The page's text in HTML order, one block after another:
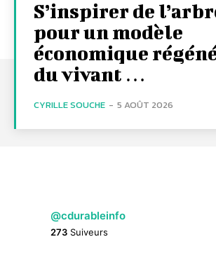
S’inspirer de
pour un modèle
économique
du vivant …
CYRILLE SOUCHE - 5 AOÛT 2026
@cdurableinfo
273 Suiveurs